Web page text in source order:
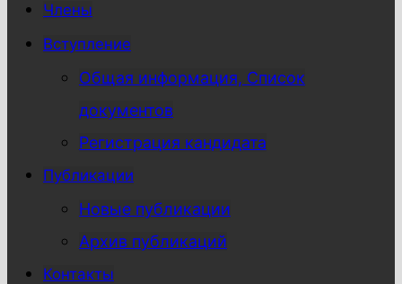
Члены
Вступление
Общая информация, Список
документов
Регистрация кандидата
Публикации
Новые публикации
Архив публикаций
Контакты